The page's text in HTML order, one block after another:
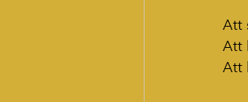
Att
Att
Att